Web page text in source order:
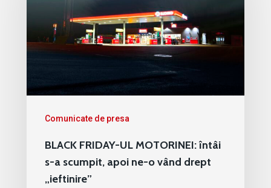
Comunicate de presa
BLACK FRIDAY-UL MOTORINEI: întâi
s-a scumpit, apoi ne-o vând drept
„ieftinire”